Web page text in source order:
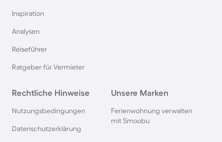
Inspiration
Analysen
Reiseführer
Ratgeber für Vermieter
Rechtliche Hinweise
Nutzungsbedingungen
Datenschutzerklärung
Unsere Marken
Ferienwohnung verwalten
mit Smoobu